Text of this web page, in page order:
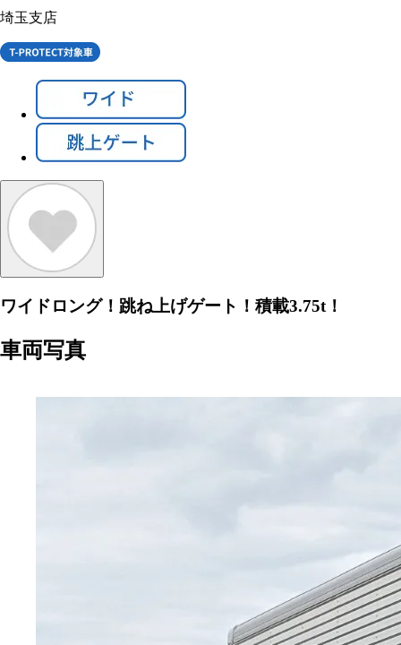
埼玉支店
ワイドロング！跳ね上げゲート！積載3.75t！
車両写真